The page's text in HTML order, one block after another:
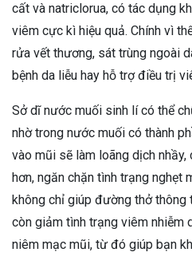
cất và natriclorua, có tác dụng
viêm cực kì hiệu quả. Chính vì
rửa vết thương, sát trùng ngoài
bệnh da liễu hay hỗ trợ điều trị
Sở dĩ nước muối sinh lí có thể
nhờ trong nước muối có thành
vào mũi sẽ làm loãng dịch
hơn, ngăn chặn tình trạng nghẹt
không chỉ giúp đường thở thông
còn giảm tình trạng viêm nhiễm
niêm mạc mũi, từ đó giúp bạn